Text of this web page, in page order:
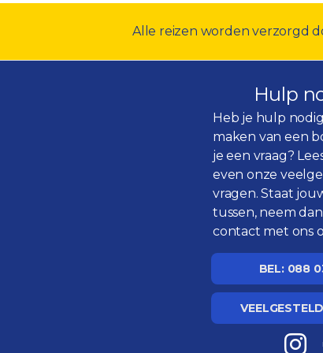
Alle reizen worden verzorgd
Hulp
Heb je hulp
maken van een
je een vraag?
even onze
vragen. Staat
tussen, neem
contact met ons
BEL: 088